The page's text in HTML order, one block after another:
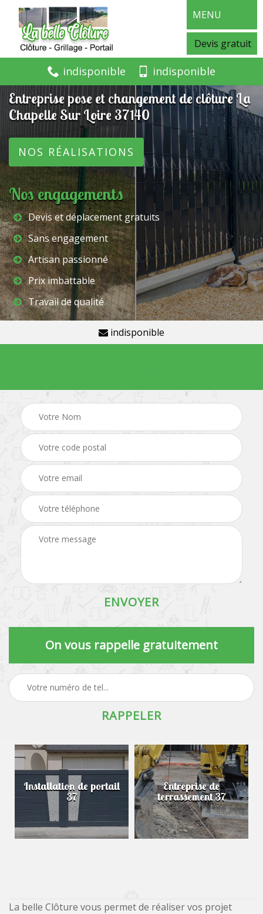
MENU
Devis gratuit
indisponible indisponible
Entreprise pose et changement de clôture La
Chapelle Sur Loire 37140
NOS RÉALISATIONS
Nos engagements
Devis et déplacement gratuits
Sans engagement
Artisan passionné
Prix imbattable
Travail de qualité
indisponible
On vous rappelle gratuitement
Installation de portail
37
Entreprise de
terrassement 37
La belle Clôture vous permet de réaliser vos projet